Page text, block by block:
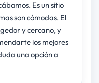
Es un sitio
son cómodas. El
y cercano, y
los mejores
una opción a